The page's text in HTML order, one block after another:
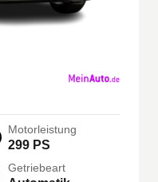
Motorleistung
299 PS
Getriebeart